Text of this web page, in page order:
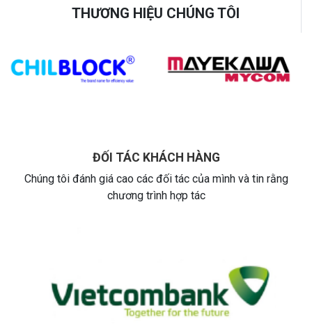
THƯƠNG HIỆU CHÚNG TÔI
ĐỐI TÁC KHÁCH HÀNG
Chúng tôi đánh giá cao các đối tác của mình và tin rằng
chương trình hợp tác